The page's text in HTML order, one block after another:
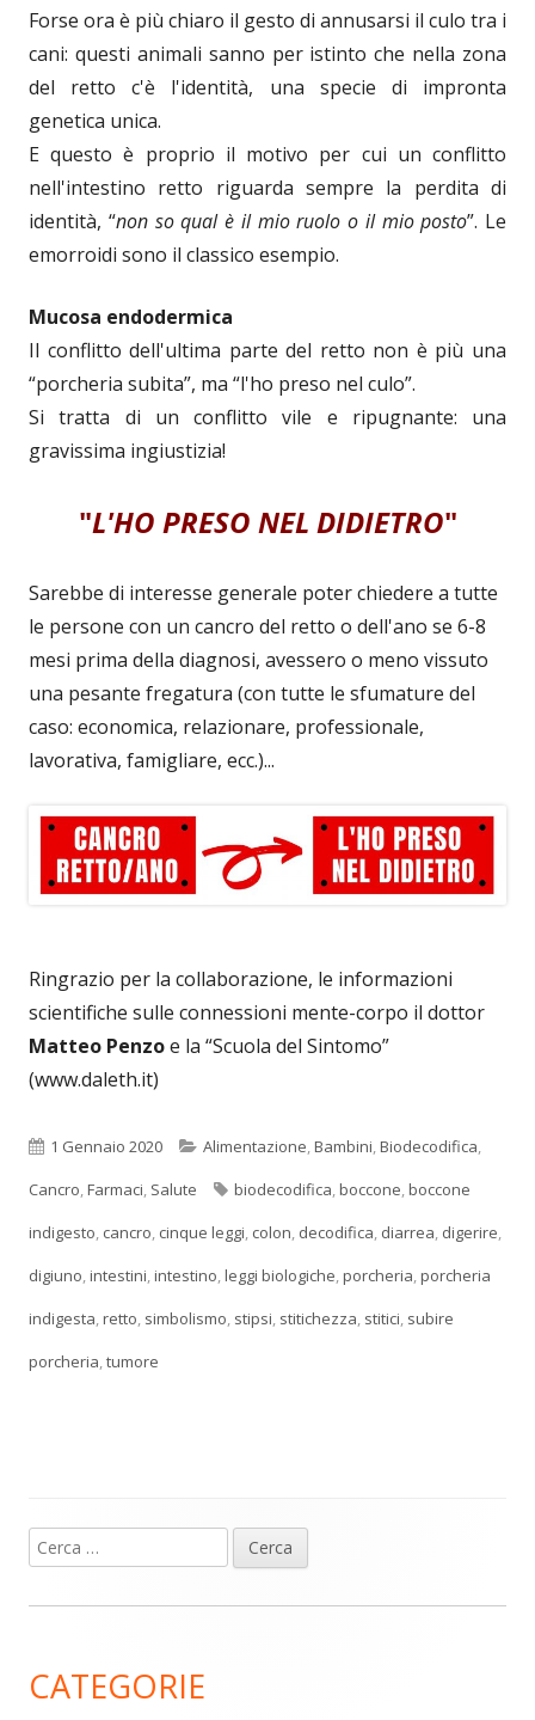
Forse ora è più chiaro il gesto di annusarsi il culo tra i
cani: questi animali sanno per istinto che nella zona
del retto c'è l'identità, una specie di impronta
genetica unica.
E questo è proprio il motivo per cui un conflitto
nell'intestino retto riguarda sempre la perdita di
identità, “non so qual è il mio ruolo o il mio posto”. Le
emorroidi sono il classico esempio.
Mucosa endodermica
Il conflitto dell'ultima parte del retto non è più una
“porcheria subita”, ma “l'ho preso nel culo”.
Si tratta di un conflitto vile e ripugnante: una
gravissima ingiustizia!
"L'HO PRESO NEL DIDIETRO"
Sarebbe di interesse generale poter chiedere a tutte
le persone con un cancro del retto o dell'ano se 6-8
mesi prima della diagnosi, avessero o meno vissuto
una pesante fregatura (con tutte le sfumature del
caso: economica, relazionare, professionale,
lavorativa, famigliare, ecc.)...
Ringrazio per la collaborazione, le informazioni
scientifiche sulle connessioni mente-corpo il dottor
Matteo Penzoe la “Scuola del Sintomo”
(www.daleth.it)
Pubblicato
1 Gennaio 2020 Categorie
Alimentazione,Bambini,Biodecodifica,
Cancro,Farmaci, Salute Tag
biodecodifica,boccone,boccone
indigesto, cancro, cinque leggi, colon, decodifica, diarrea, digerire,
digiuno,intestini,intestino,leggi biologiche,porcheria,porcheria
indigesta,retto, simbolismo, stipsi, stitichezza, stitici, subire
porcheria,tumore
Barra
laterale
Ricerca
per:
CATEGORIE